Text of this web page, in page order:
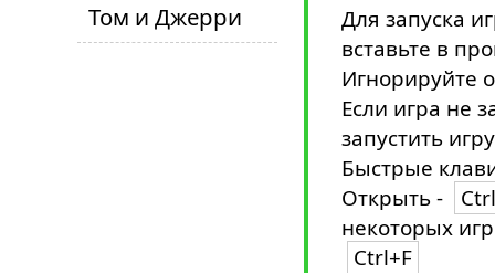
Том и Джерри
Для запуска
вставьте в
Игнорируйте
Если игра не
запустить
Быстрые
Открыть -
некоторых
Ctrl+F